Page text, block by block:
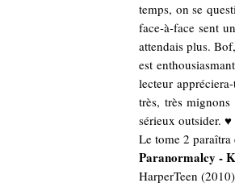
temps, on se
face-à-face sent
attendais plus.
est
lecteur
très, très
sérieux outsider. ♥
Le tome 2
Paranormalcy -
HarperTeen (2010)